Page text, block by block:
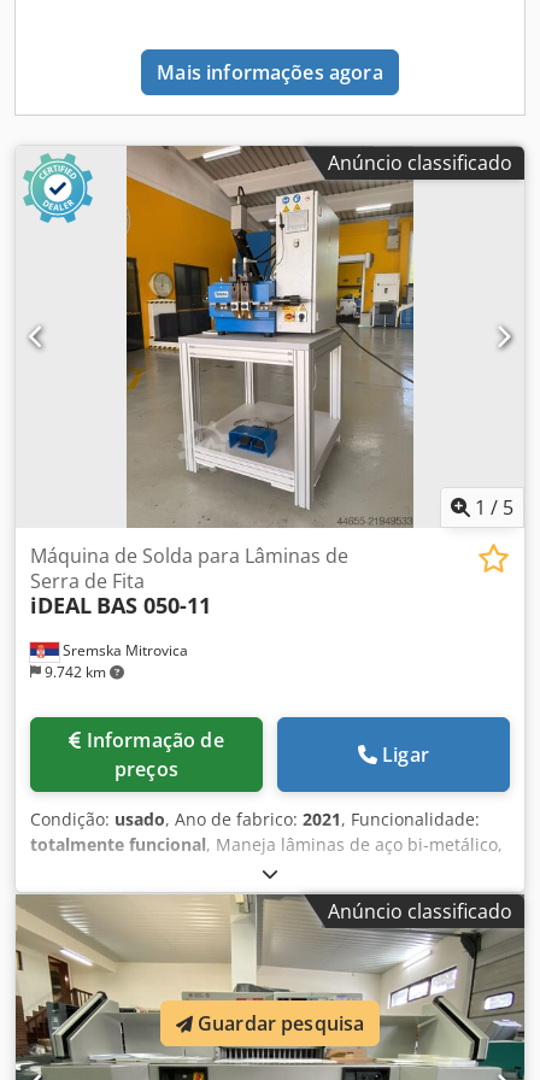
tempo e garante resultados exatos, sem necessidade de
ajustes manuais. Mais eficiência, impossível.
rolos de dobra podem ser facilmente removidos através de
um mecanismo de liberação rápida para facilitar a
limpeza. Velocidade: até 14.400 dobras/hora. Tipos de
dobra: simples, envelope, Z, dupla paralela, altar, Z com
aba para grampeamento. Bandeja de alimentação: até 500
folhas Peso: 29,5 kg 230 Volts A máquina está em nosso
showroom e pode ser visitada mediante agendamento.
Envio imediato disponível...
Mais informações agora
Anúncio classificado
1 / 5
Sremska Mitrovica
9.742 km
Máquina de Solda para Lâminas de
Serra de Fita
iDEAL BAS 050-11
preços
Ligar
Condição: usado, Ano de fabrico: 2021, Funcionalidade:
totalmente funcional, Maneja lâminas de aço bi-metálico,
metal duro (carbide), madeira e aço inoxidável com largura
de até 50 mm, com ajuste de corrente de soldagem em 6
estágios que cobre uma ampla gama de dimensões e
materiais de lâminas. A fixação hidráulica em ambos os
lados — acionada por pedais — mantém as duas mãos
livres para o posicionamento da lâmina, garantindo
contato consistente dos eletrodos com força de aperto de
até 10 kN. Equipada com o opcional pirometro GTR: a
temperatura de revenimento é definida por receita e
Anúncio classificado
Guardar pesquisa